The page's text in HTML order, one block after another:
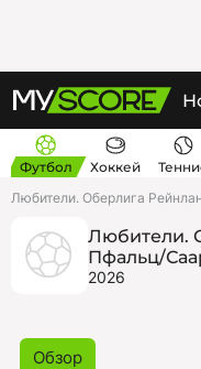
Футбол Хоккей
Любители. Оберлига
Любители.
Пфальц/
2026
Обзор